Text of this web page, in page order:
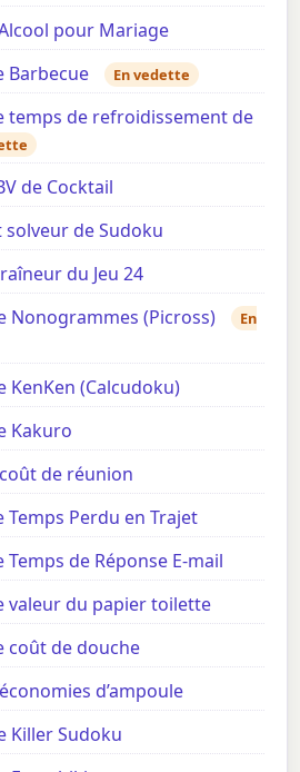
pour Mariage
Barbecue
En vedette
temps de refroidissement de
de Cocktail
de Sudoku
du Jeu 24
Nonogrammes (Picross)
En
KenKen (Calcudoku)
Kakuro
de réunion
Temps Perdu en Trajet
de Réponse E-mail
valeur du papier toilette
coût de douche
d’ampoule
Killer Sudoku